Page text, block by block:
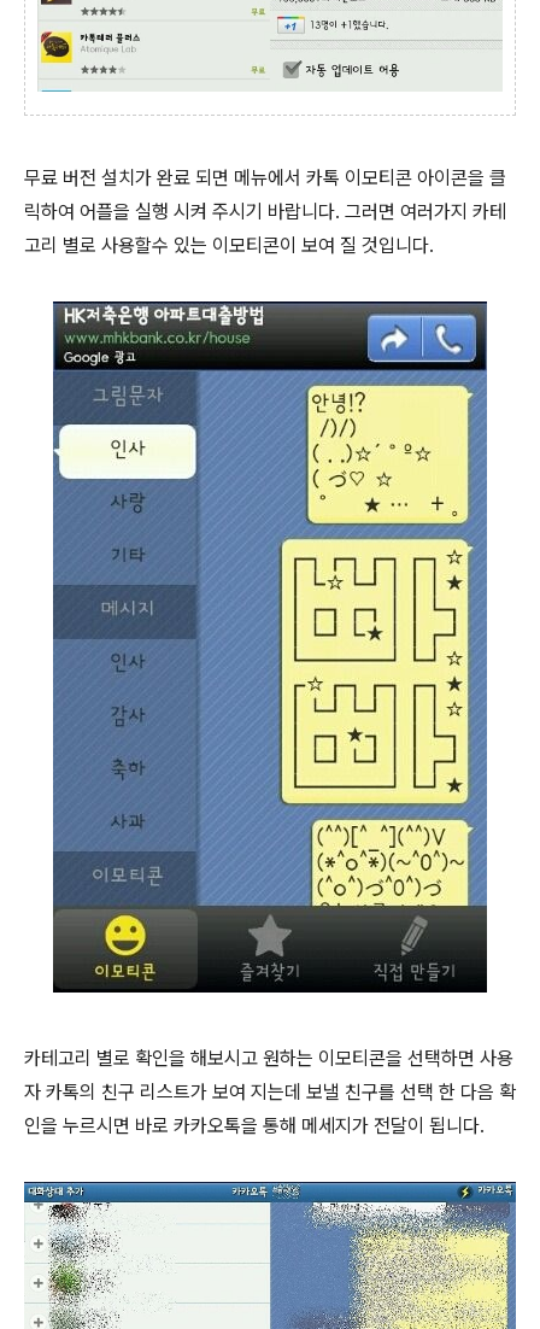
무료 버전 설치가 완료 되면 메뉴에서 카톡 이모티콘 아이콘을 클
릭하여 어플을 실행 시켜 주시기 바랍니다. 그러면 여러가지 카테
고리 별로 사용할수 있는 이모티콘이 보여 질 것입니다.
카테고리 별로 확인을 해보시고 원하는 이모티콘을 선택하면 사용
자 카톡의 친구 리스트가 보여 지는데 보낼 친구를 선택 한 다음 확
인을 누르시면 바로 카카오톡을 통해 메세지가 전달이 됩니다.